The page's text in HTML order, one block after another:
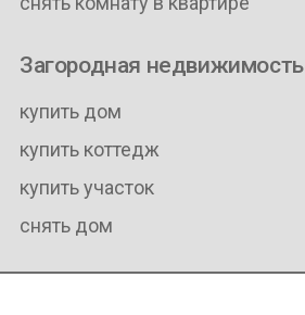
Загородная недвижимость
купить дом
купить коттедж
купить участок
снять дом